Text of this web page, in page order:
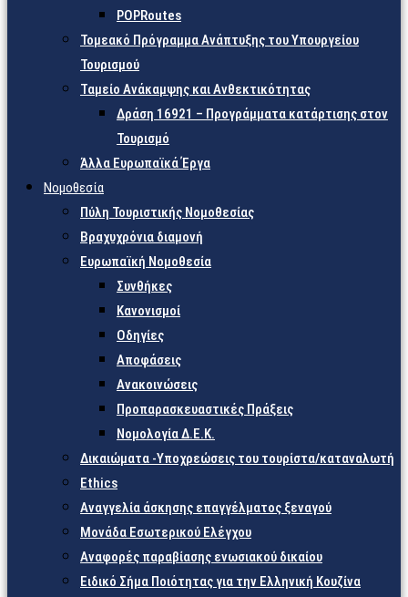
POPRoutes
Τομεακό Πρόγραμμα Ανάπτυξης του Υπουργείου
Τουρισμού
Ταμείο Ανάκαμψης και Ανθεκτικότητας
Δράση 16921 – Προγράμματα κατάρτισης στον
Τουρισμό
Άλλα Ευρωπαϊκά Έργα
Νομοθεσία
Πύλη Τουριστικής Νομοθεσίας
Βραχυχρόνια διαμονή
Ευρωπαϊκή Νομοθεσία
Συνθήκες
Κανονισμοί
Οδηγίες
Αποφάσεις
Ανακοινώσεις
Προπαρασκευαστικές Πράξεις
Νομολογία Δ.Ε.Κ.
Δικαιώματα -Υποχρεώσεις του τουρίστα/καταναλωτή
Ethics
Αναγγελία άσκησης επαγγέλματος ξεναγού
Μονάδα Εσωτερικού Ελέγχου
Αναφορές παραβίασης ενωσιακού δικαίου
Ειδικό Σήμα Ποιότητας για την Ελληνική Κουζίνα